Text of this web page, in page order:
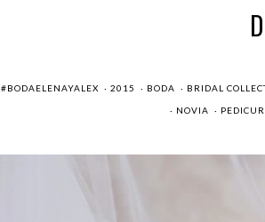
#BODAELENAYALEX · 2015 · BODA · BRIDAL
· NOVIA ·